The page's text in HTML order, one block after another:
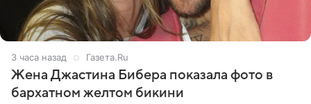
3 часа назад Газета.Ru
Жена Джастина Бибера показала фото в
бархатном желтом бикини